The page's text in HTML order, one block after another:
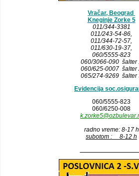
Vračar, Beograd
Kneginje Zorke 5
011/344-3381
011/243-54-86,
011/344-72-57,
011/630-19-37,
060/5555-823
060/3066-090 šalter
060/625-0007 šalter
065/274-9269 šalter
Evidencija
060/5555-823
060/6250-008
radno vreme: 8-17 h
subotom : 8-12 h